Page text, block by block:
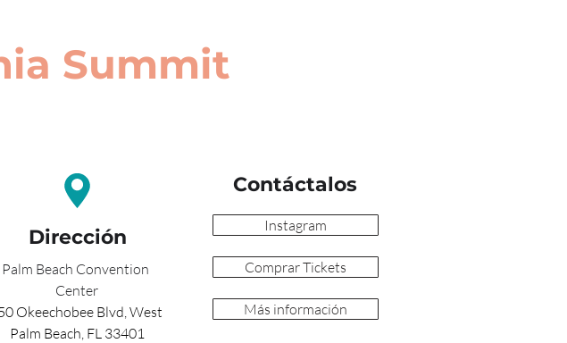
Summit
Dirección
Palm Beach Convention
Center
Okeechobee Blvd, West
Palm Beach, FL 33401
Contáctalos
Instagram
Comprar Tickets
Más información